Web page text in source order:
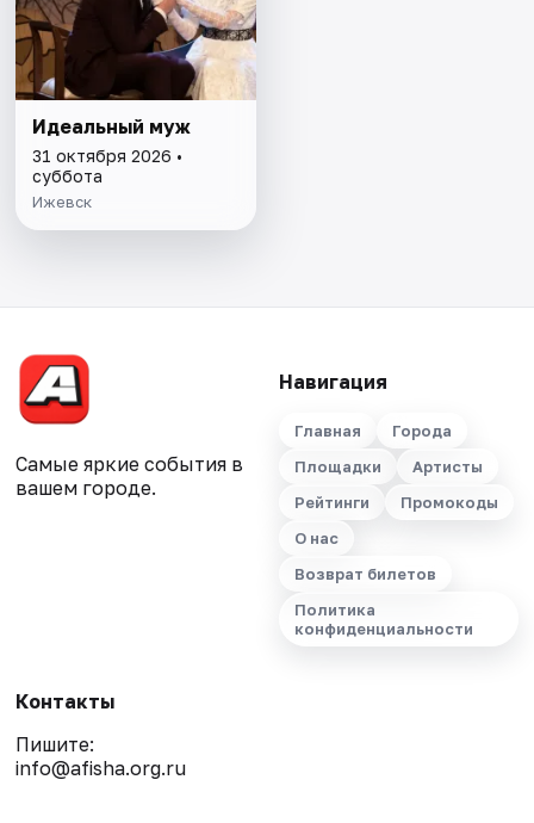
Идеальный муж
31 октября 2026 •
суббота
Ижевск
Самые яркие события в
вашем городе.
Навигация
Главная
Города
Площадки
Артисты
Рейтинги
Промокоды
О нас
Возврат билетов
Политика
конфиденциальности
Контакты
Пишите:
info@afisha.org.ru